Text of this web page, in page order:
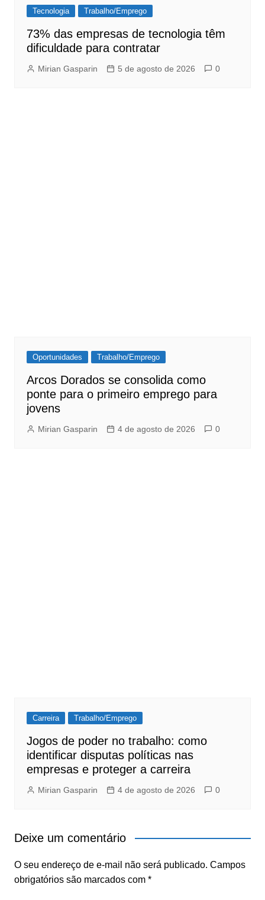
Tecnologia Trabalho/Emprego
73% das empresas de tecnologia têm
dificuldade para contratar
Mirian Gasparin 5 de agosto de 2026 0
Oportunidades Trabalho/Emprego
Arcos Dorados se consolida como
ponte para o primeiro emprego para
jovens
Mirian Gasparin 4 de agosto de 2026 0
Carreira Trabalho/Emprego
Jogos de poder no trabalho: como
identificar disputas políticas nas
empresas e proteger a carreira
Mirian Gasparin 4 de agosto de 2026 0
Deixe um comentário
O seu endereço de e-mail não será publicado. Campos
obrigatórios são marcados com *